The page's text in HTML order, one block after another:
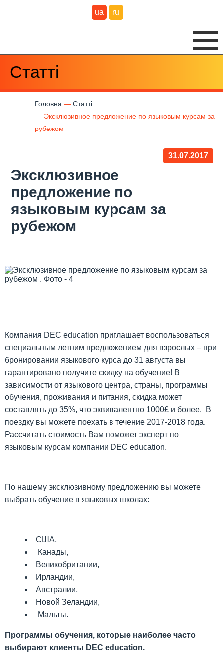
ua ru
Статті
Головна
Статті
Эксклюзивное предложение по языковым курсам за
рубежом
Эксклюзивное
предложение по
языковым курсам за
рубежом
31.07.2017
Компания DEC education приглашает воспользоваться
специальным летним предложением для взрослых – при
бронировании языкового курса до 31 августа вы
гарантировано получите скидку на обучение! В
зависимости от языкового центра, страны, программы
обучения, проживания и питания, скидка может
составлять до 35%, что эквивалентно 1000£ и более. В
поездку вы можете поехать в течение 2017-2018 года.
Рассчитать стоимость Вам поможет эксперт по
языковым курсам компании DEC education.
По нашему эксклюзивному предложению вы можете
выбрать обучение в языковых школах:
США,
Канады,
Великобритании,
Ирландии,
Австралии,
Новой Зеландии,
Мальты.
Программы обучения, которые наиболее часто
выбирают клиенты DEC education.